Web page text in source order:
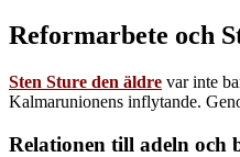
Reformarbete och
Sten Sture den äldre var inte
Kalmarunionens inflytande.
Relationen till adeln och